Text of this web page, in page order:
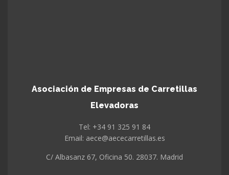
Asociación de Empresas de Carretillas
Elevadoras
Tel: +34 91 325 91 84
Email: aece@aececarretillas.es
C/ Albasanz 67, Oficina 50. 28037. Madrid